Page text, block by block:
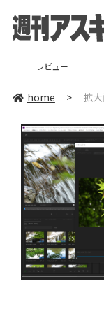
レビュー
home > 拡